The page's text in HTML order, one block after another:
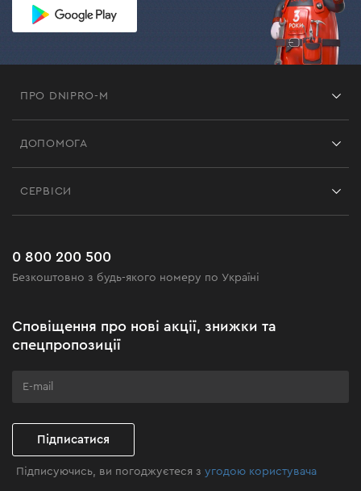
ПРО DNIPRO-M
Чорна п'ятниця
Клуб майстерності
ДОПОМОГА
Поширені запитання
СЕРВІСИ
0 800 200 500
Безкоштовно з будь-якого номеру по Україні
Сповіщення про нові акції, знижки та
спецпропозиції
Підписатися
Підписуючись, ви погоджуєтеся зугодою користувача